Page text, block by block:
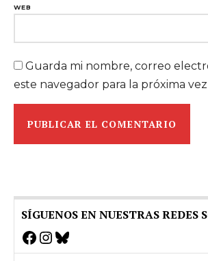
WEB
Guarda mi nombre, correo
este navegador para la próxima
SÍGUENOS EN NUESTRAS REDES
Facebook
Instagram
Bluesky